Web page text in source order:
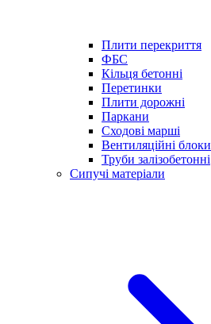
Плити перекриття
ФБС
Кільця бетонні
Перетинки
Плити дорожні
Паркани
Сходові марші
Вентиляційні блоки
Труби залізобетонні
Сипучі матеріали